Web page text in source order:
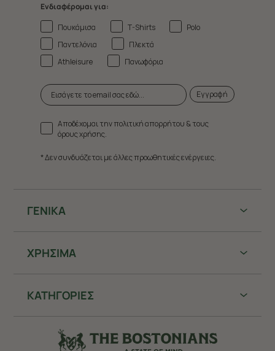
ΓΕΝΙΚΑ
ΧΡHΣΙΜΑ
ΚΑΤΗΓΟΡΙΕΣ
Ενδιαφέρομαι για:
Πουκάμισα
T-Shirts
Polo
Παντελόνια
Πλεκτά
Athleisure
Πανωφόρια
Εγγραφή
Αποδέχομαι την πολιτική απορρήτου & τους
όρους χρήσης.
* Δεν συνδυάζεται με άλλες προωθητικές ενέργειες.